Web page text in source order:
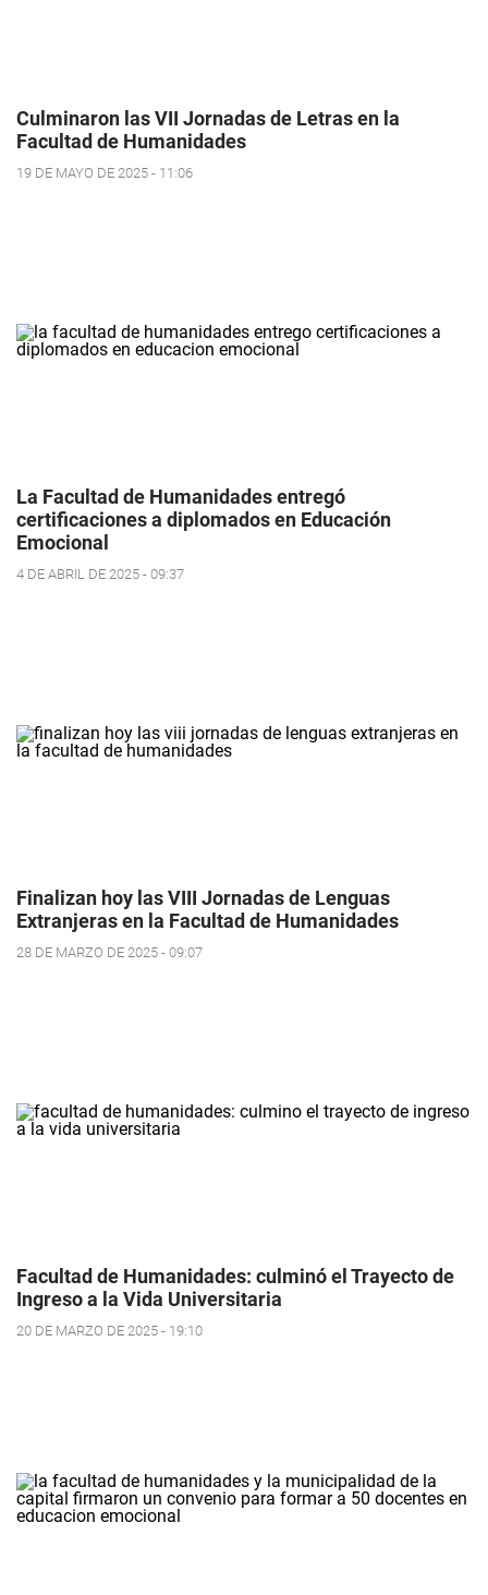
Culminaron las VII Jornadas de Letras en la
Facultad de Humanidades
19 DE MAYO DE 2025 - 11:06
La Facultad de Humanidades entregó
certificaciones a diplomados en Educación
Emocional
4 DE ABRIL DE 2025 - 09:37
Finalizan hoy las VIII Jornadas de Lenguas
Extranjeras en la Facultad de Humanidades
28 DE MARZO DE 2025 - 09:07
Facultad de Humanidades: culminó el Trayecto de
Ingreso a la Vida Universitaria
20 DE MARZO DE 2025 - 19:10